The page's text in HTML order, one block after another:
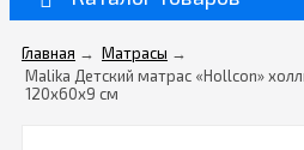
Главная → Матрасы →
Malika Детский матрас «Hollcon»
120х60х9 см